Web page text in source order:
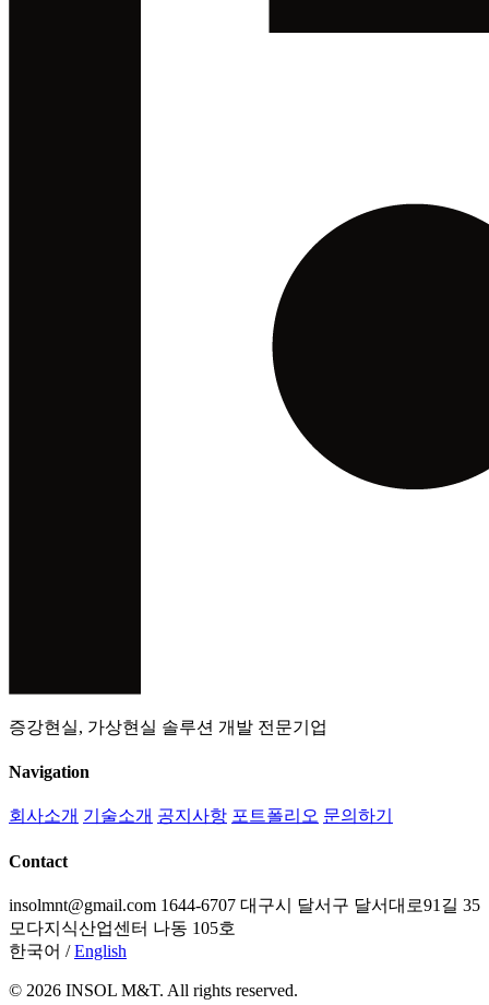
증강현실, 가상현실 솔루션 개발 전문기업
Navigation
회사소개 기술소개 공지사항 포트폴리오 문의하기
Contact
insolmnt@gmail.com 1644-6707 대구시 달서구 달서대로91길 35
모다지식산업센터 나동 105호
한국어 / English
© 2026 INSOL M&T. All rights reserved.